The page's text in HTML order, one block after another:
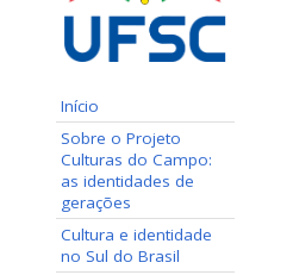
Início
Sobre o Projeto
Culturas do Campo:
as identidades de
gerações
Cultura e identidade
no Sul do Brasil